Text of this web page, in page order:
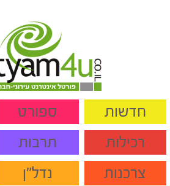
חדשות ספורט
רכילות
תרבות
צרכנות
נדל"ן